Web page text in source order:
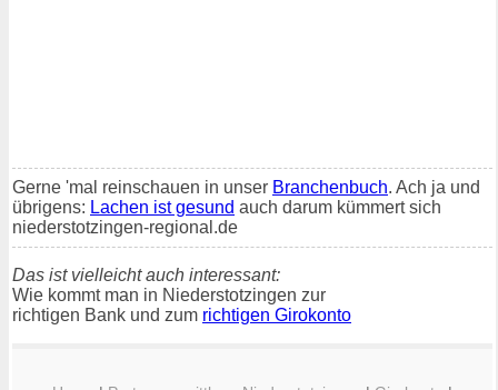
Gerne 'mal reinschauen in unser Branchenbuch. Ach ja und
übrigens: Lachen ist gesund auch darum kümmert sich
niederstotzingen-regional.de
Das ist vielleicht auch interessant:
Wie kommt man in Niederstotzingen zur
richtigen Bank und zum richtigen Girokonto